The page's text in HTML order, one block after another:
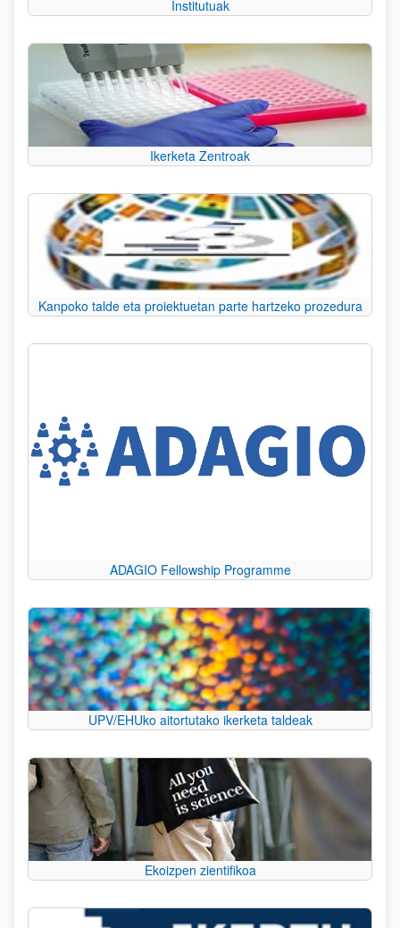
Institutuak
Ikerketa Zentroak
Kanpoko talde eta proiektuetan parte hartzeko prozedura
ADAGIO Fellowship Programme
UPV/EHUko aitortutako ikerketa taldeak
Ekoizpen zientifikoa